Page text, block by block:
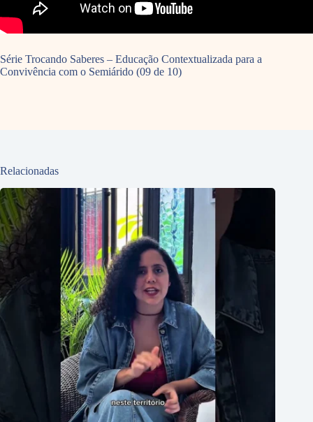
Série Trocando Saberes – Educação Contextualizada para a
Convivência com o Semiárido (09 de 10)
Relacionadas